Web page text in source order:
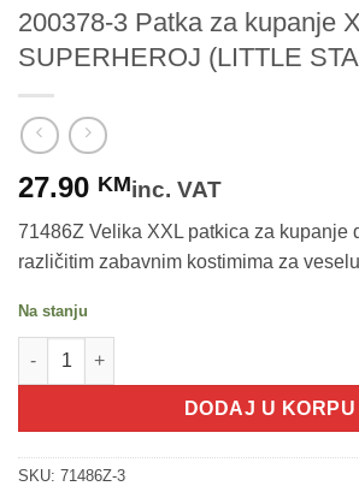
200378-3 Patka za kupanje
SUPERHEROJ (LITTLE
27.90 KMinc. VAT
71486Z Velika XXL patkica za kupanje
različitim zabavnim kostimima za
Na stanju
200378-3 Patka za kupanje XXL - 22 cm
DODAJ U KORPU
SKU: 71486Z-3